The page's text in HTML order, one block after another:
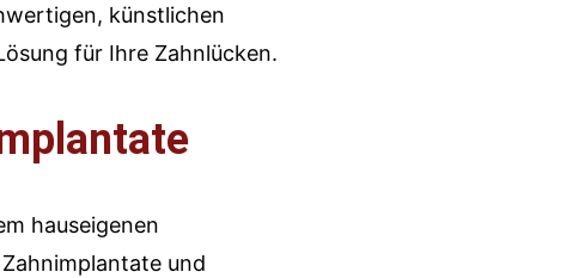
künstlichen
für Ihre Zahnlücken.
hauseigenen
und